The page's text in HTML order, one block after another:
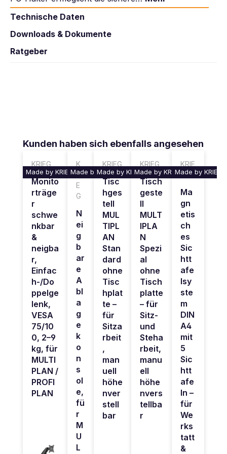
Technische Daten
Downloads & Dokumente
Ratgeber
Produktgalerie überspringen
Kunden haben sich ebenfalls angesehen
KRIEG
Made by KRIEG
Monito
rträge
r
schwe
nkbar
&
neigba
r,
Einfac
h-/Do
ppelge
lenk,
VESA
75/10
0, 2–9
kg, für
MULTI
PLAN /
PROFI
PLAN
K
RI
E
G
Made by KRIEG
N
ei
g
b
ar
e
A
bl
a
g
e
k
o
n
s
ol
e,
fü
r
M
U
L
KRIEG
Made by KRIEG
Tisc
hges
tell
MUL
TIPL
AN
Stan
dard
ohne
Tisc
hplat
te –
für
Sitza
rbeit
,
man
uell
höhe
nver
stell
bar
KRIEG
Made by KRIEG
Tisch
geste
ll
MULT
IPLA
N
Spezi
al
ohne
Tisch
platte
– für
Sitz-
und
Steha
rbeit,
manu
ell
höhe
nvers
tellba
r
KRIE
G
Made by KRIEG
Ma
gn
etis
ch
es
Sic
htt
afe
lsy
ste
m
DIN
A4
mit
5
Sic
htt
afe
ln –
für
We
rks
tatt
&